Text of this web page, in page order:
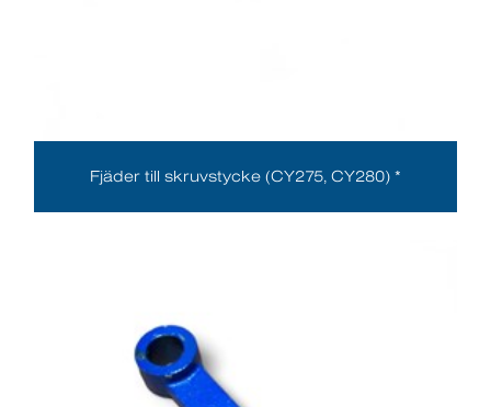
Fjäder till skruvstycke (CY275, CY280) *